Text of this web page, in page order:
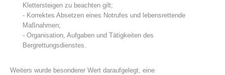
Klettersteigen zu beachten gilt;
- Korrektes Absetzen eines Notrufes und lebensrettende
Maßnahmen;
- Organisation, Aufgaben und Tätigkeiten des
Bergrettungsdienstes.
Weiters wurde besonderer Wert daraufgelegt, eine